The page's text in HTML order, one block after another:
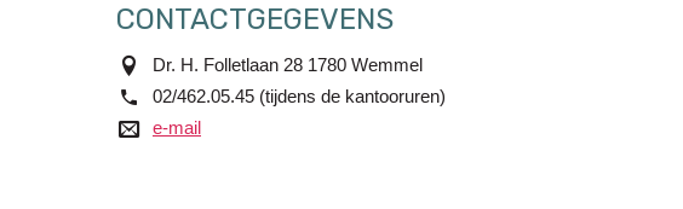
CONTACTGEGEVENS
adresDr. H. Folletlaan 28 1780 Wemmel
tel.
02/462.05.45 (tijdens de kantooruren)
e-maile-mail